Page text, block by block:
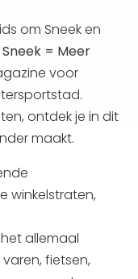
om Sneek en
Sneek = Meer
voor
ontdek je in dit
maakt.
winkelstraten,
allemaal
fietsen,